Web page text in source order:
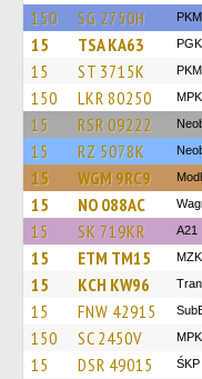
150 SG 2750H
15 TSA KA63
15 ST 3715K
150 LKR 80250
15 RSR 09222
15 RZ 5078K
15 WGM 9RC9
15 NO 088AC
15 SK 719KR A21
15 ETM TM15
15 KCH KW96
15 FNW 42915
150 SC 2450V
15 DSR 49015 ŚKP